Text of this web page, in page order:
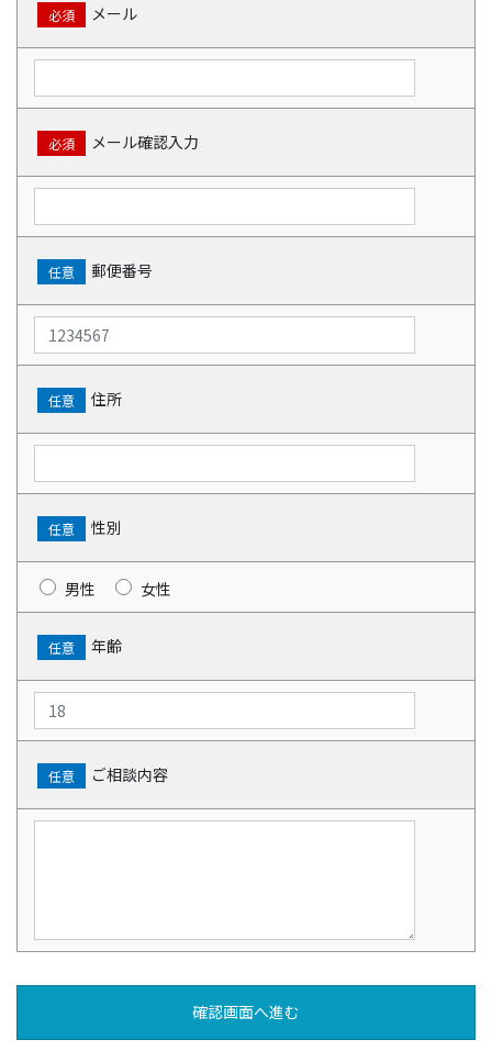
必須 メール
必須 メール確認入力
任意 郵便番号
任意 住所
任意 性別
男性 女性
任意 年齢
任意 ご相談内容